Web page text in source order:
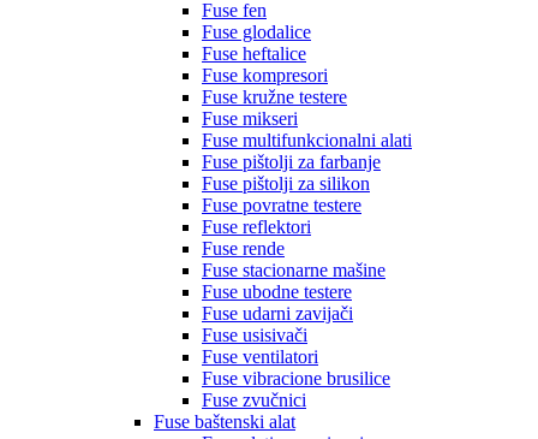
Fuse fen
Fuse glodalice
Fuse heftalice
Fuse kompresori
Fuse kružne testere
Fuse mikseri
Fuse multifunkcionalni alati
Fuse pištolji za farbanje
Fuse pištolji za silikon
Fuse povratne testere
Fuse reflektori
Fuse rende
Fuse stacionarne mašine
Fuse ubodne testere
Fuse udarni zavijači
Fuse usisivači
Fuse ventilatori
Fuse vibracione brusilice
Fuse zvučnici
Fuse baštenski alat